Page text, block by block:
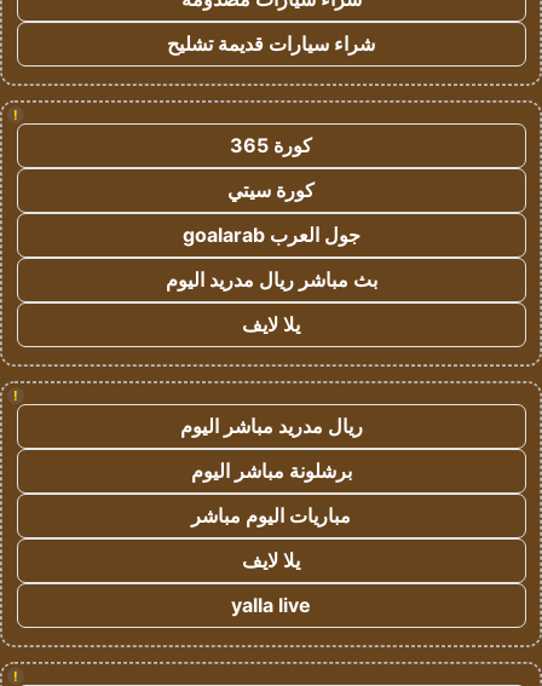
شراء سيارات قديمة تشليح
!
كورة 365
كورة سيتي
جول العرب goalarab
بث مباشر ريال مدريد اليوم
يلا لايف
!
ريال مدريد مباشر اليوم
برشلونة مباشر اليوم
مباريات اليوم مباشر
يلا لايف
yalla live
!